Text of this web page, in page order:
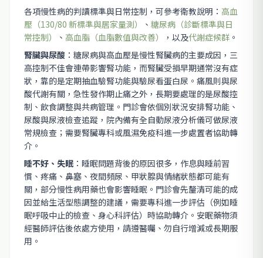
各項慢性病的判讀標準與日常控制，可參考衛教說明： 高血
壓（130/80 新標準與居家量測）
、 糖尿病（診斷標準與日
常控制）
、 高血脂（血脂數值與改善） ，以及代謝症候群 。
腎臟與尿酸 ：糖尿病與高血壓是慢性腎臟病的主要成因，三
高控制不佳會連帶影響腎功能，而腎臟受損早期通常沒有症
狀，靠的是定期抽血驗腎功能與驗尿看蛋白尿。痛風則與尿
酸代謝有關，急性發作期止痛之外，長期要處理的是尿酸控
制、飲食調整與共病管理。門診會依個別狀況安排腎功能、
尿酸與尿液檢查追蹤，院內備有全自動尿液分析儀可做尿液
常規檢查；需要腎臟專科或風濕免疫科進一步處置者協助轉
介。
睡不好、失眠 ：睡眠問題背後的原因很多，作息與睡前習
慣、疼痛、鼻塞、夜間頻尿、甲狀腺與情緒狀態都可能有
關，部分慢性病用藥也會影響睡眠。門診會先釐清可能的成
因並給生活型態調整的建議，需要專科進一步評估（例如睡
眠呼吸中止的檢查、身心科評估）時協助轉介。安眠藥物須
經醫師評估後依處方使用，請遵醫囑、勿自行增減或長期服
用。